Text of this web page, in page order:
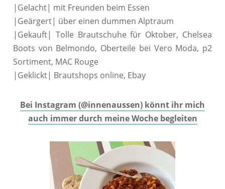
|Gelacht| mit Freunden beim Essen
|Geärgert| über einen dummen Alptraum
|Gekauft| Tolle Brautschuhe für Oktober, Chelsea
Boots von Belmondo, Oberteile bei Vero Moda, p2
Sortiment, MAC Rouge
|Geklickt| Brautshops online, Ebay
Bei Instagram (@innenaussen) könnt ihr mich
auch immer durch meine Woche begleiten